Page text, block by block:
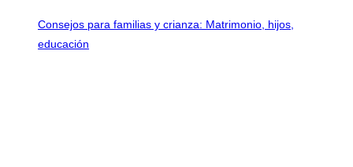
Consejos para familias y crianza: Matrimonio, hijos,
educación